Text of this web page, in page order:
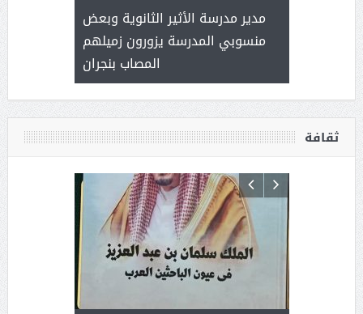
( محمد
مدير مدرسة الأثير الثانوية وبعض
منسوبي المدرسة يزورون زميلهم
المصاب بنجران
) .. ميراث
ثقافة